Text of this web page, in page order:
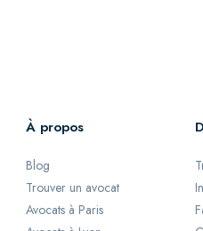
À propos
Blog
Trouver un avocat
Avocats à Paris